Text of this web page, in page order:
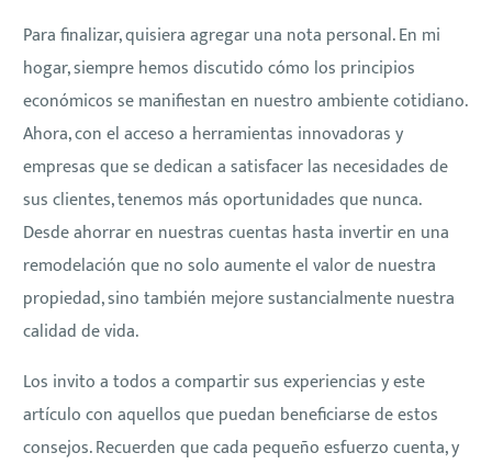
Para finalizar, quisiera agregar una nota personal. En mi
hogar, siempre hemos discutido cómo los principios
económicos se manifiestan en nuestro ambiente cotidiano.
Ahora, con el acceso a herramientas innovadoras y
empresas que se dedican a satisfacer las necesidades de
sus clientes, tenemos más oportunidades que nunca.
Desde ahorrar en nuestras cuentas hasta invertir en una
remodelación que no solo aumente el valor de nuestra
propiedad, sino también mejore sustancialmente nuestra
calidad de vida.
Los invito a todos a compartir sus experiencias y este
artículo con aquellos que puedan beneficiarse de estos
consejos. Recuerden que cada pequeño esfuerzo cuenta, y